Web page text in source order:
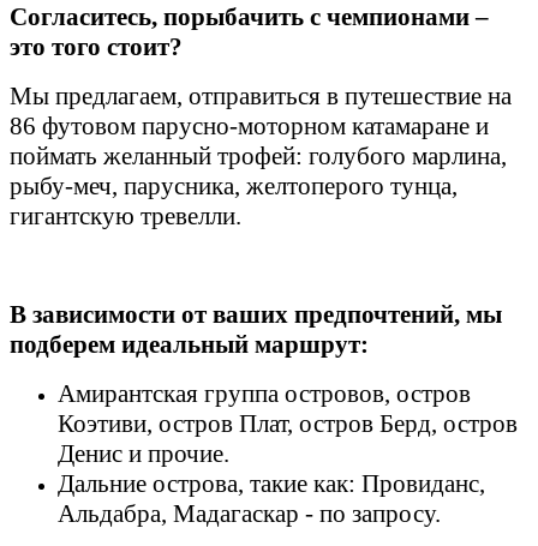
Согласитесь, порыбачить с чемпионами –
это того стоит?
Мы предлагаем, отправиться в путешествие на
86 футовом парусно-моторном катамаране и
поймать желанный трофей: голубого марлина,
рыбу-меч, парусника, желтоперого тунца,
гигантскую тревелли.
В зависимости от ваших предпочтений, мы
подберем идеальный маршрут:
Амирантская группа островов, остров
Коэтиви, остров Плат, остров Берд, остров
Денис и прочие.
Дальние острова, такие как: Провиданс,
Альдабра, Мадагаскар - по запросу.